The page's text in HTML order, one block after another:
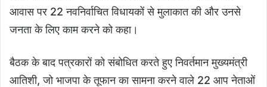
आवास पर 22 नवनिर्वाचित विधायकों से मुलाकात की और उनसे
जनता के लिए काम करने को कहा।
बैठक के बाद पत्रकारों को संबोधित करते हुए निवर्तमान मुख्यमंत्री
आतिशी, जो भाजपा के तूफान का सामना करने वाले 22 आप नेताओं